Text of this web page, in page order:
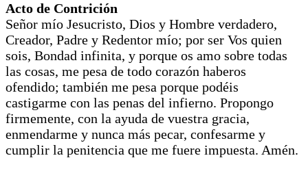
Acto de Contrición
Señor mío Jesucristo, Dios y Hombre verdadero,
Creador, Padre y Redentor mío; por ser Vos quien
sois, Bondad infinita, y porque os amo sobre todas
las cosas, me pesa de todo corazón haberos
ofendido; también me pesa porque podéis
castigarme con las penas del infierno. Propongo
firmemente, con la ayuda de vuestra gracia,
enmendarme y nunca más pecar, confesarme y
cumplir la penitencia que me fuere impuesta. Amén.